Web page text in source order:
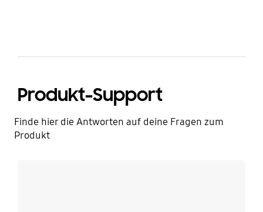
Produkt-Support
Finde hier die Antworten auf deine Fragen zum
Produkt